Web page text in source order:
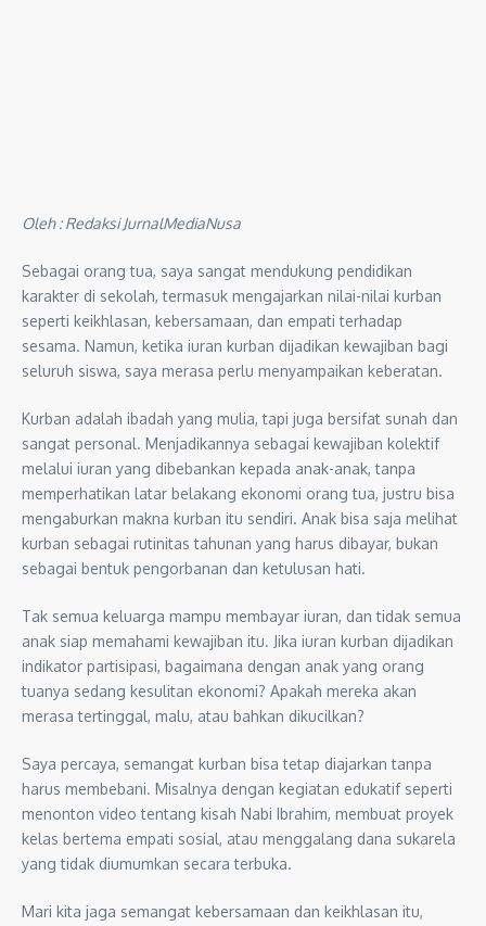
Oleh : Redaksi JurnalMediaNusa
Sebagai orang tua, saya sangat mendukung pendidikan
karakter di sekolah, termasuk mengajarkan nilai-nilai kurban
seperti keikhlasan, kebersamaan, dan empati terhadap
sesama. Namun, ketika iuran kurban dijadikan kewajiban bagi
seluruh siswa, saya merasa perlu menyampaikan keberatan.
Kurban adalah ibadah yang mulia, tapi juga bersifat sunah dan
sangat personal. Menjadikannya sebagai kewajiban kolektif
melalui iuran yang dibebankan kepada anak-anak, tanpa
memperhatikan latar belakang ekonomi orang tua, justru bisa
mengaburkan makna kurban itu sendiri. Anak bisa saja melihat
kurban sebagai rutinitas tahunan yang harus dibayar, bukan
sebagai bentuk pengorbanan dan ketulusan hati.
Tak semua keluarga mampu membayar iuran, dan tidak semua
anak siap memahami kewajiban itu. Jika iuran kurban dijadikan
indikator partisipasi, bagaimana dengan anak yang orang
tuanya sedang kesulitan ekonomi? Apakah mereka akan
merasa tertinggal, malu, atau bahkan dikucilkan?
Saya percaya, semangat kurban bisa tetap diajarkan tanpa
harus membebani. Misalnya dengan kegiatan edukatif seperti
menonton video tentang kisah Nabi Ibrahim, membuat proyek
kelas bertema empati sosial, atau menggalang dana sukarela
yang tidak diumumkan secara terbuka.
Mari kita jaga semangat kebersamaan dan keikhlasan itu,